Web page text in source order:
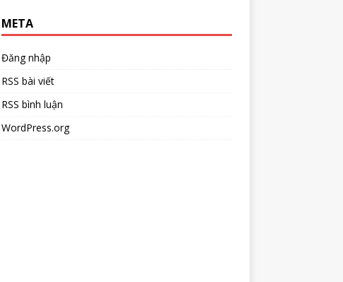
META
Đăng nhập
RSS bài viết
RSS bình luận
WordPress.org